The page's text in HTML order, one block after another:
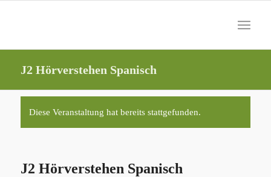
J2 Hörverstehen Spanisch
Diese Veranstaltung hat bereits stattgefunden.
J2 Hörverstehen Spanisch